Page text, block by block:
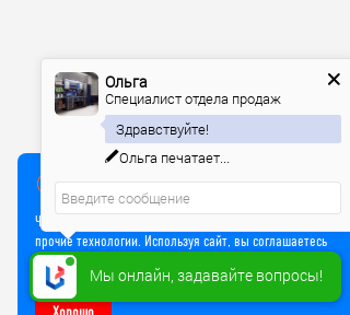
Мы используем куки
Чтобы улучшить работу сайта, мы используем Cookie и
прочие технологии. Используя сайт, вы соглашаетесь
на обработку файлов Cookie
Мы онлайн, задавайте вопросы!
Ольга
Специалист отдела продаж
Здравствуйте!
Ольга печатает...